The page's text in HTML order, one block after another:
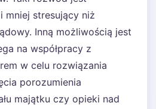
mniej stresujący niż
Inną możliwością jest
na współpracy z
w celu rozwiązania
porozumienia
majątku czy opieki nad